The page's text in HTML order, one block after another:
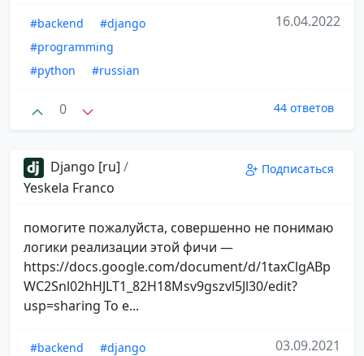
#backend
#django
#programming
#python
#russian
16.04.2022
0 44 ответов
Django [ru] /
Yeskela Franco
Подписаться
помогите пожалуйста, совершенно не понимаю
логики реализации этой фичи —
https://docs.google.com/document/d/1taxClgABp
WC2Snl02hHJLT1_82H18Msv9gszvl5Jl30/edit?
usp=sharing То е...
#backend
#django
03.09.2021